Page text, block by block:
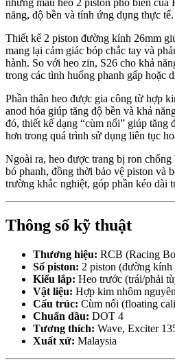
những mẫu heo 2 piston phổ biến của
năng, độ bền và tính ứng dụng thực tế.
Thiết kế 2 piston đường kính 26mm
mang lại cảm giác bóp chắc tay và
hành. So với heo zin, S26 cho khả
trong các tình huống phanh gấp hoặc
Phần thân heo được gia công từ hợp
anod hóa giúp tăng độ bền và khả
đó, thiết kế dạng “cùm nổi” giúp tăng
hơn trong quá trình sử dụng liên tục
Ngoài ra, heo được trang bị ron
bó phanh, đồng thời bảo vệ piston và
trường khắc nghiệt, góp phần kéo dài
Thông số kỹ thuật
Thương hiệu: RCB (Racing
Số piston: 2 piston (đường kính
Kiểu lắp: Heo trước (trái/phải
Vật liệu: Hợp kim nhôm
Cấu trúc: Cùm nổi (floating
Chuẩn dầu: DOT 4
Tương thích: Wave, Exciter
Xuất xứ: Malaysia